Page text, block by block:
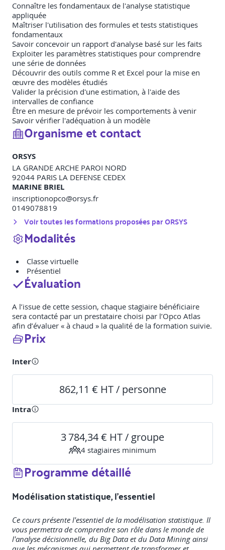
Connaître les fondamentaux de l'analyse statistique
appliquée
Maîtriser l'utilisation des formules et tests statistiques
fondamentaux
Savoir concevoir un rapport d'analyse basé sur les faits
Exploiter les paramètres statistiques pour comprendre
une série de données
Découvrir des outils comme R et Excel pour la mise en
œuvre des modèles étudiés
Valider la précision d'une estimation, à l'aide des
intervalles de confiance
Être en mesure de prévoir les comportements à venir
Savoir vérifier l'adéquation à un modèle
Organisme et contact
ORSYS
LA GRANDE ARCHE PAROI NORD
92044 PARIS LA DEFENSE CEDEX
MARINE BRIEL
inscriptionopco@orsys.fr
0149078819
Voir toutes les formations proposées parORSYS
Modalités
Classe virtuelle
Présentiel
Évaluation
A l’issue de cette session, chaque stagiaire bénéficiaire
sera contacté par un prestataire choisi par l’Opco Atlas
afin d’évaluer « à chaud » la qualité de la formation suivie.
Prix
Inter
862,11 € HT / personne
Intra
3 784,34 € HT / groupe
4 stagiaires minimum
Programme détaillé
Modélisation statistique, l'essentiel
Ce cours présente l'essentiel de la modélisation statistique. Il
vous permettra de comprendre son rôle dans le monde de
l'analyse décisionnelle, du Big Data et du Data Mining ainsi